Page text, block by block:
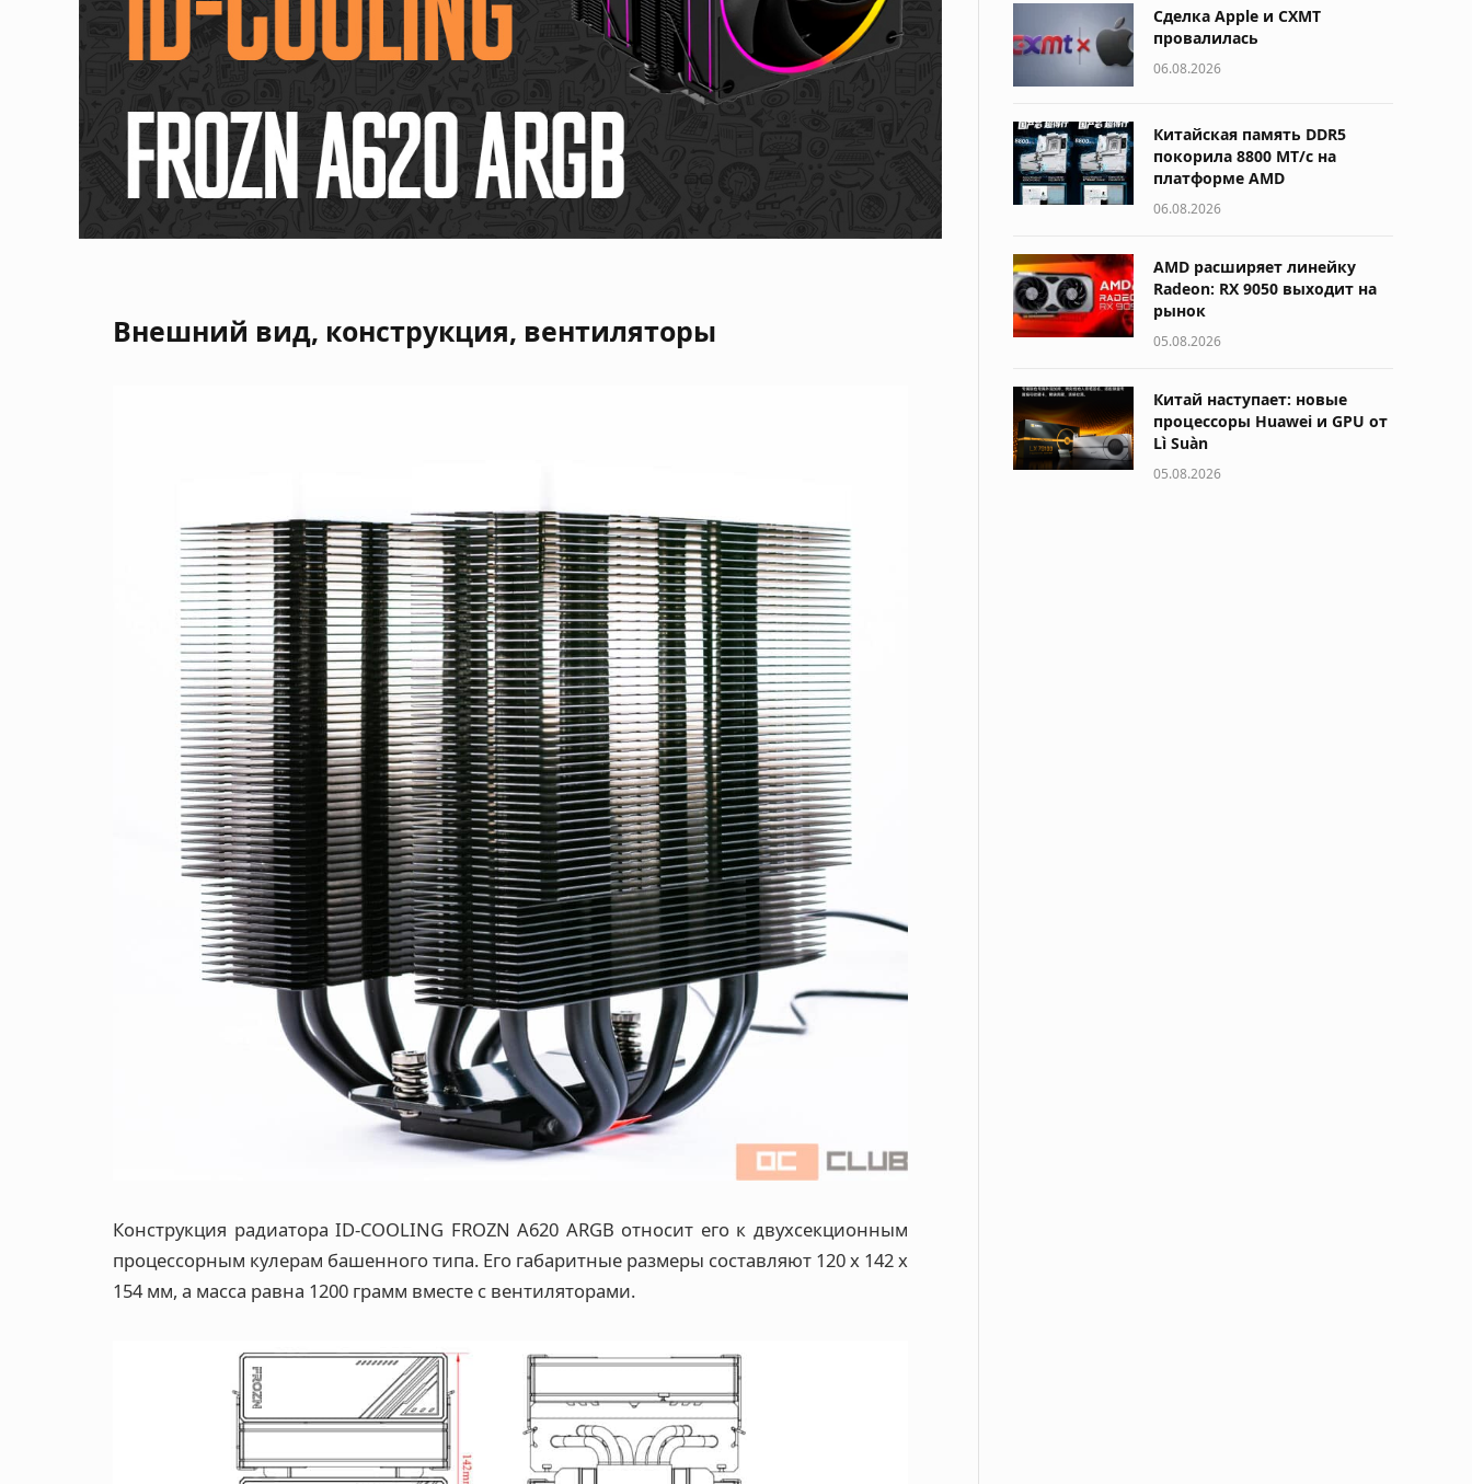
Внешний вид, конструкция, вентиляторы
Конструкция радиатора ID-COOLING FROZN A620 ARGB относит его к двухсекционным
процессорным кулерам башенного типа. Его габаритные размеры составляют 120 х 142 х
154 мм, а масса равна 1200 грамм вместе с вентиляторами.
Сделка Apple и CXMT
провалилась
06.08.2026
Китайская память DDR5
покорила 8800 МТ/с на
платформе AMD
06.08.2026
AMD расширяет линейку
Radeon: RX 9050 выходит на
рынок
05.08.2026
Китай наступает: новые
процессоры Huawei и GPU от
Lì Suàn
05.08.2026